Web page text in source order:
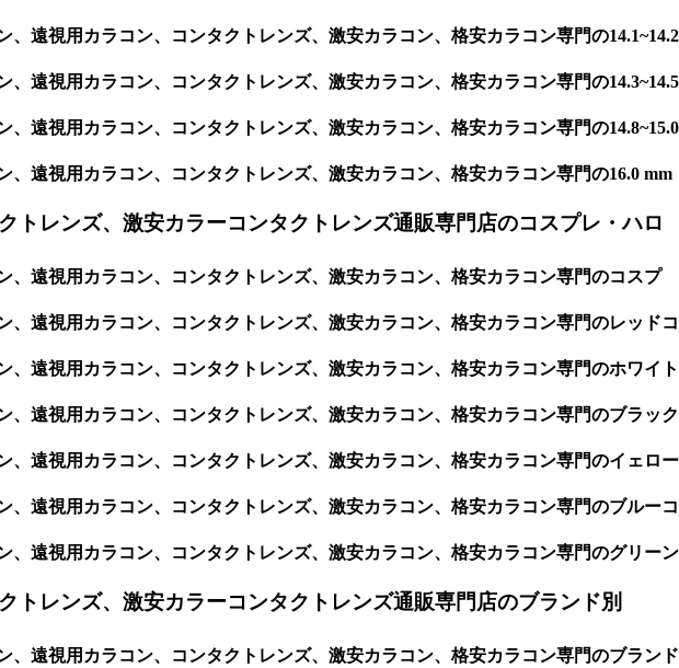
遠視用カラコン、コンタクトレンズ、激安カラコン、格安カラコン専門の14.1~14.2
遠視用カラコン、コンタクトレンズ、激安カラコン、格安カラコン専門の14.3~14.5
遠視用カラコン、コンタクトレンズ、激安カラコン、格安カラコン専門の14.8~15.0
遠視用カラコン、コンタクトレンズ、激安カラコン、格安カラコン専門の16.0 mm
レンズ、激安カラーコンタクトレンズ通販専門店のコスプレ・ハロ
遠視用カラコン、コンタクトレンズ、激安カラコン、格安カラコン専門のコスプ
遠視用カラコン、コンタクトレンズ、激安カラコン、格安カラコン専門のレッドコ
遠視用カラコン、コンタクトレンズ、激安カラコン、格安カラコン専門のホワイト
遠視用カラコン、コンタクトレンズ、激安カラコン、格安カラコン専門のブラック
遠視用カラコン、コンタクトレンズ、激安カラコン、格安カラコン専門のイェロー
遠視用カラコン、コンタクトレンズ、激安カラコン、格安カラコン専門のブルーコ
遠視用カラコン、コンタクトレンズ、激安カラコン、格安カラコン専門のグリーン
レンズ、激安カラーコンタクトレンズ通販専門店のブランド別
遠視用カラコン、コンタクトレンズ、激安カラコン、格安カラコン専門のブランド